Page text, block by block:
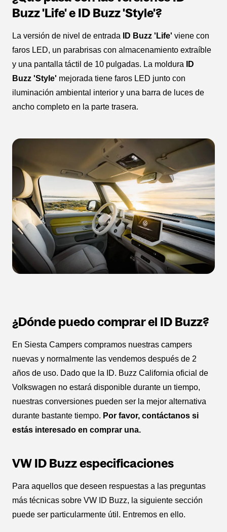
Buzz 'Life' e ID Buzz 'Style'?
La versión de nivel de entrada ID Buzz 'Life' viene con
faros LED, un parabrisas con almacenamiento extraíble
y una pantalla táctil de 10 pulgadas. La moldura
ID
Buzz 'Style' mejorada tiene faros LED junto con
iluminación ambiental interior y una barra de luces de
ancho completo en la parte trasera.
¿Dónde puedo comprar el ID Buzz?
En Siesta Campers compramos nuestras campers
nuevas y normalmente las vendemos después de 2
años de uso. Dado que la ID. Buzz California oficial de
Volkswagen no estará disponible durante un tiempo,
nuestras conversiones pueden ser la mejor alternativa
durante bastante tiempo. Por favor, contáctanos si
estás interesado en comprar una.
VW ID Buzz especificaciones
Para aquellos que deseen respuestas a las preguntas
más técnicas sobre VW ID Buzz, la siguiente sección
puede ser particularmente útil. Entremos en ello.